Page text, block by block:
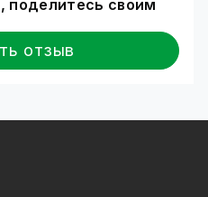
контрастности
каждому входу;
движению»;
(слот для SD
сенсорный
поделитесь своим
отзыв